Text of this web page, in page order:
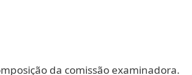
da comissão examinadora.